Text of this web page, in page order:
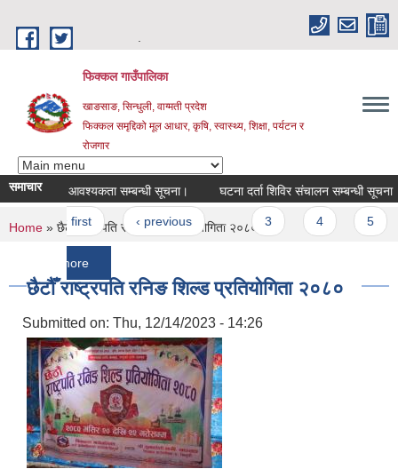
फिक्कल गाउँपालिका
खाङसाङ, सिन्धुली, वाग्मती प्रदेश
फिक्कल समृद्दिको मूल आधार, कृषि, स्वास्थ्य, शिक्षा, पर्यटन र
रोजगार
समाचारआवश्यकता सम्बन्धी सूचना। घटना दर्ता शिविर संचालन सम्बन्धी सूचना
‹ previous … 3
You are here
Home » छैटौँ राष्ट्रपति रनिङ शिल्ड प्रतियोगिता २०८०
छैटौँ राष्ट्रपति रनिङ शिल्ड प्रतियोगिता २०८०
Submitted on: Thu, 12/14/2023 - 14:26